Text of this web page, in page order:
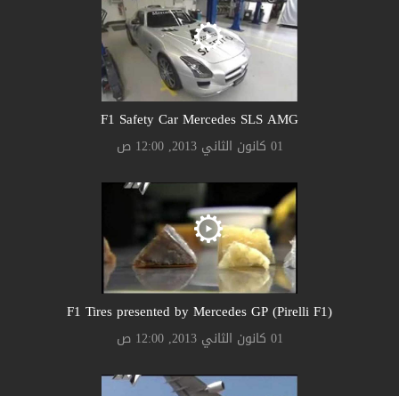
F1 Safety Car Mercedes SLS AMG
01 كانون الثاني 2013, 12:00 ص
F1 Tires presented by Mercedes GP (Pirelli F1)
01 كانون الثاني 2013, 12:00 ص